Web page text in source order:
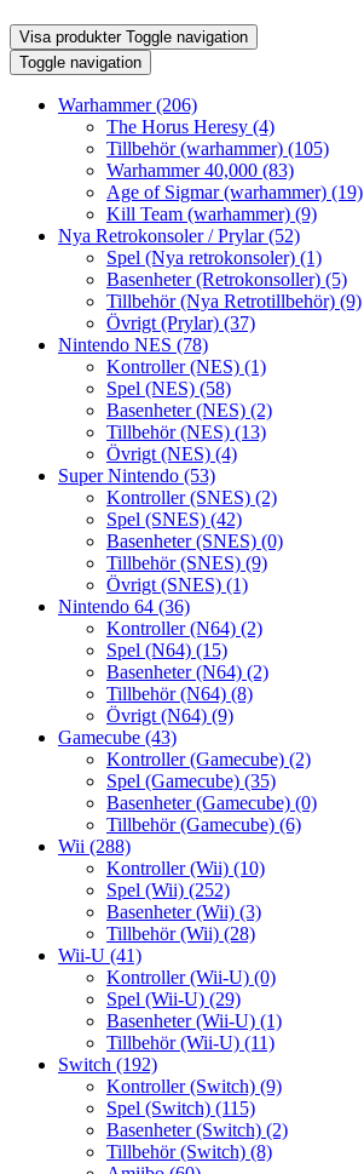
Visa produkter Toggle navigation
Toggle navigation
Warhammer(206)
The Horus Heresy (4)
Tillbehör (warhammer) (105)
Warhammer 40,000 (83)
Age of Sigmar (warhammer) (19)
Kill Team (warhammer) (9)
Nya Retrokonsoler / Prylar(52)
Spel (Nya retrokonsoler) (1)
Basenheter (Retrokonsoller) (5)
Tillbehör (Nya Retrotillbehör) (9)
Övrigt (Prylar) (37)
Nintendo NES (78)
Kontroller (NES) (1)
Spel (NES) (58)
Basenheter (NES) (2)
Tillbehör (NES) (13)
Övrigt (NES) (4)
Super Nintendo (53)
Kontroller (SNES) (2)
Spel (SNES) (42)
Basenheter (SNES) (0)
Tillbehör (SNES) (9)
Övrigt (SNES) (1)
Nintendo 64 (36)
Kontroller (N64) (2)
Spel (N64) (15)
Basenheter (N64) (2)
Tillbehör (N64) (8)
Övrigt (N64) (9)
Gamecube (43)
Kontroller (Gamecube) (2)
Spel (Gamecube) (35)
Basenheter (Gamecube) (0)
Tillbehör (Gamecube) (6)
Wii (288)
Kontroller (Wii) (10)
Spel (Wii) (252)
Basenheter (Wii) (3)
Tillbehör (Wii) (28)
Wii-U (41)
Kontroller (Wii-U) (0)
Spel (Wii-U) (29)
Basenheter (Wii-U) (1)
Tillbehör (Wii-U) (11)
Switch (192)
Kontroller (Switch) (9)
Spel (Switch) (115)
Basenheter (Switch) (2)
Tillbehör (Switch) (8)